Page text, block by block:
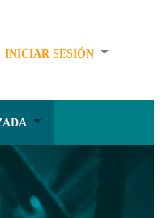
INICIAR SESIÓN